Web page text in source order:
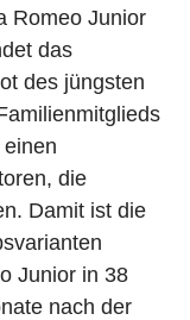
Romeo Junior
das
des jüngsten
die
Damit ist die
Junior in 38
nach der